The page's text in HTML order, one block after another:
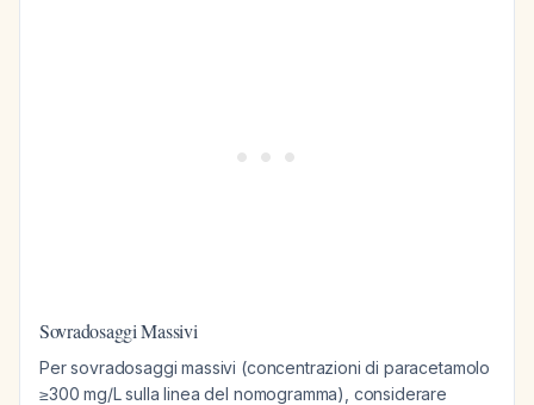
Sovradosaggi Massivi
Per sovradosaggi massivi (concentrazioni di paracetamolo
≥300 mg/L sulla linea del nomogramma), considerare